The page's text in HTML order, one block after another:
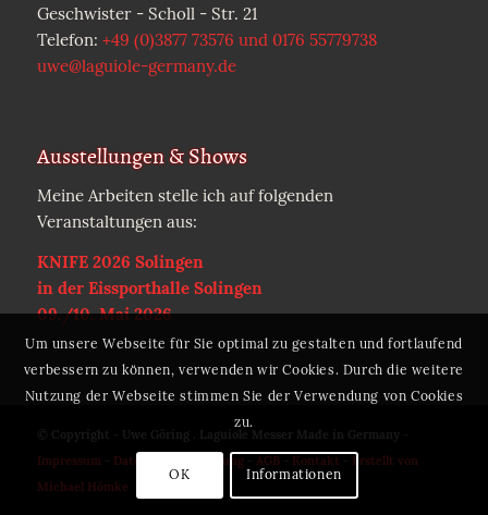
Geschwister - Scholl - Str. 21
Telefon: +49 (0)3877 73576 und 0176 55779738
uwe@laguiole-germany.de
Ausstellungen & Shows
Meine Arbeiten stelle ich auf folgenden
Veranstaltungen aus:
KNIFE 2026 Solingen
in der Eissporthalle Solingen
09./10. Mai 2026
© Copyright - Uwe Göring . Laguiole Messer Made in Germany -
Impressum- Datenschutzerklärung- AGB- Kontakt
Erstellt von
Michael Hömke
Um unsere Webseite für Sie optimal zu gestalten und fortlaufend
verbessern zu können, verwenden wir Cookies. Durch die weitere
Nutzung der Webseite stimmen Sie der Verwendung von Cookies
zu.
OK Informationen